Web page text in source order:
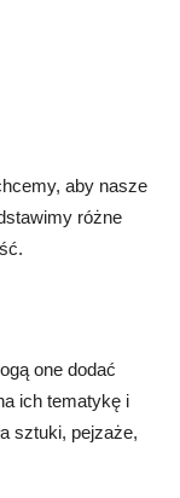
aby nasze
różne
one dodać
ich tematykę i
sztuki, pejzaże,